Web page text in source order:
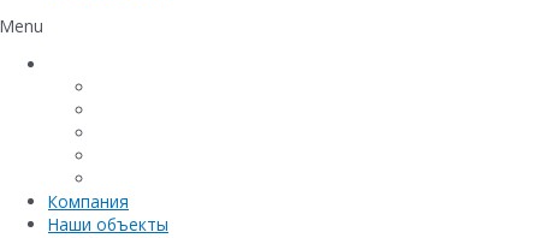
Menu
Компания
Наши объекты